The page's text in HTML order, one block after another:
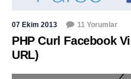
07 Ekim 2013 11 Yorumlar
PHP Curl Facebook
URL)